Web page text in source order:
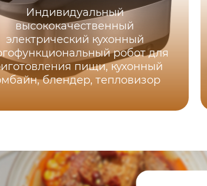
Индивидуальный
высококачественный
электрический кухонный
робот для
пищи, кухонный
блендер, тепловизор